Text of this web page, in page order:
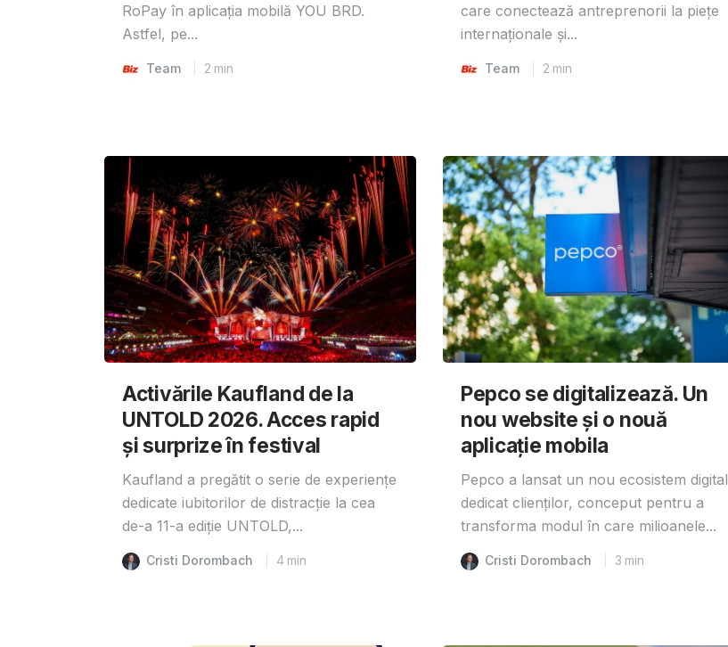
RoPay în aplicația mobilă YOU BRD.
Astfel, pe...
Team 2 min
care conectează antreprenorii la piețe
internaționale și...
Team 2 min
Activările Kaufland de la
UNTOLD 2026. Acces rapid
și surprize în festival
Kaufland a pregătit o serie de experiențe
dedicate iubitorilor de distracție la cea
de-a 11-a ediție UNTOLD,...
Cristi Dorombach 4 min
Pepco se digitalizează. Un
nou website și o nouă
aplicație mobila
Pepco a lansat un nou ecosistem digital
dedicat clienților, conceput pentru a
transforma modul în care milioanele...
Cristi Dorombach 3 min